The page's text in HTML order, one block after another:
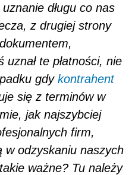
długu co nas
z drugiej strony
te płatności, nie
gdy kontrahent
się z terminów w
jak najszybciej
firm,
w odzyskaniu naszych
ważne? Tu należy